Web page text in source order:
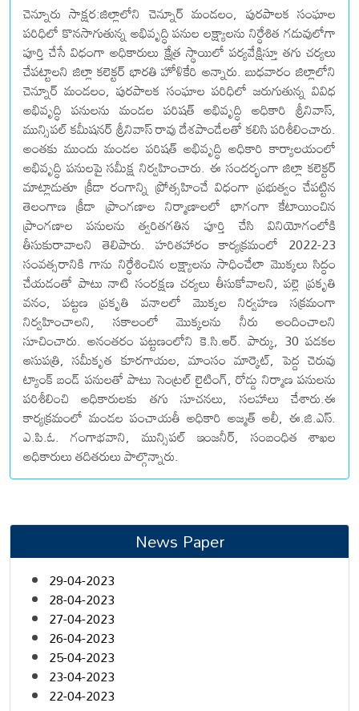
చెన్నూరు సాక్షర:జిల్లాలోని చెన్నూర్ మండలం, పురపాలక సంఘాల
పరిధిలో కొనసాగుతున్న అభివృద్ధి పనుల లక్ష్యాలను నిర్ధేశిత గడువులోగా
పూర్తి చేసే విధంగా అధికారులు క్షేత్ర స్థాయిలో పర్యవేక్షిస్తూ తగు చర్యలు
చేపట్టాలని జిల్లా కలెక్టర్ భారతి హోళికేరి అన్నారు. బుధవారం జిల్లాలోని
చెన్నూర్ మండలం, పురపాలక సంఘాల పరిధిలో జరుగుతున్న వివిధ
అభివృద్ధి పనులను మండల పరిషత్ అభివృద్ధి అధికారి శ్రీనివాస్,
మున్సిపల్ కమీషనర్ శ్రీనివాస్ రావు దేశపాండేలతో కలిసి పరిశీలించారు.
అంతకు ముందు మండల పరిషత్ అభివృద్ధి అధికారి కార్యాలయంలో
అభివృద్ధి పనులపై సమీక్ష నిర్వహించారు. ఈ సందర్భంగా జిల్లా కలెక్టర్
మాట్లాడుతూ క్రీడా రంగాన్ని ప్రోత్సహించే విధంగా ప్రభుత్వం చేపట్టిన
తెలంగాణ క్రీడా ప్రాంగణాల నిర్మాణాలలో భాగంగా కేటాయించిన
ప్రాంగణాల పనులను త్వరితగతిన పూర్తి చేసి వినియోగంలోకి
తీసుకురావాలని తెలిపారు. హరితహారం కార్యక్రమంలో 2022-23
సంవత్సరానికి గాను నిర్ధేశించిన లక్ష్యాలను సాధించేలా మొక్కలు సిద్ధం
చేయడంతో పాటు నాటి సంరక్షణ చర్యలు తీసుకోవాలని, పల్లె ప్రకృతి
వనం, పట్టణ ప్రకృతి వనాలలో మొక్కల నిర్వహణ సక్రమంగా
నిర్వహించాలని, సకాలంలో మొక్కలను నీరు అందించాలని
సూచించారు. అనంతరం పట్టణంలోని కె.సి.ఆర్. పార్కు, 30 పడకల
ఆసుపత్రి, సమీకృత కూరగాయల, మాంసం మార్కెట్, పెద్ద చెరువు
ట్యాంక్ బండ్ పనులతో పాటు సెంట్రల్ లైటింగ్, రోడ్డు నిర్మాణ పనులను
పరిశీలించి అధికారులకు తగు సూచనలు, సలహాలు చేశారు.ఈ
కార్యక్రమంలో మండల పంచాయతీ అధికారి అజ్మత్ అలీ, ఈ.జి.ఎస్.
ఎ.పి.ఓ. గంగాభవాని, మున్సిపల్ ఇంజనీర్, సంబంధిత శాఖల
అధికారులు తదితరులు పాల్గొన్నారు.
News Paper
29-04-2023
28-04-2023
27-04-2023
26-04-2023
25-04-2023
23-04-2023
22-04-2023